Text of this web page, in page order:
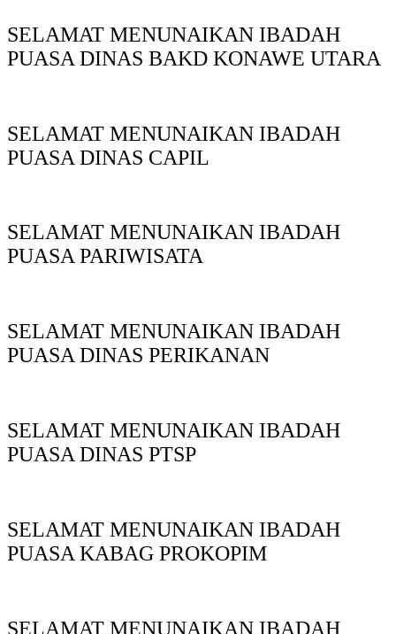
SELAMAT MENUNAIKAN IBADAH
PUASA DINAS BAKD KONAWE UTARA
SELAMAT MENUNAIKAN IBADAH
PUASA DINAS CAPIL
SELAMAT MENUNAIKAN IBADAH
PUASA PARIWISATA
SELAMAT MENUNAIKAN IBADAH
PUASA DINAS PERIKANAN
SELAMAT MENUNAIKAN IBADAH
PUASA DINAS PTSP
SELAMAT MENUNAIKAN IBADAH
PUASA KABAG PROKOPIM
SELAMAT MENUNAIKAN IBADAH